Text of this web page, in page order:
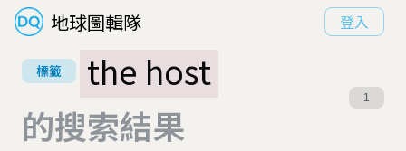
地球圖輯隊 登入
標籤
the host
的搜索結果
1